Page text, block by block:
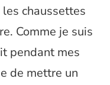
chaussettes
Comme je suis
pendant mes
de mettre un